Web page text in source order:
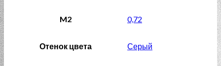
M2 0,72
Отенок цвета Серый